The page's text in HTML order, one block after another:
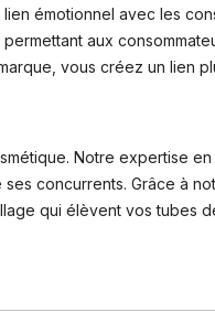
émotionnel avec les
aux
vous créez un lien
Notre expertise en
concurrents. Grâce à
qui élèvent vos tubes